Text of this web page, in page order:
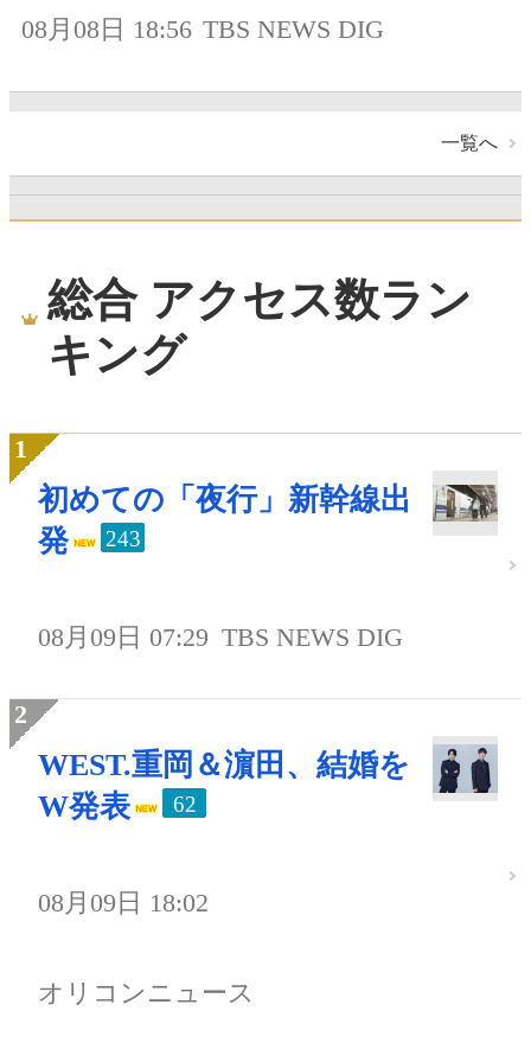
08月08日 18:56 TBS NEWS DIG
一覧へ
総合 アクセス数ラン
キング
初めての「夜行」新幹線出
発
243
08月09日 07:29 TBS NEWS DIG
WEST.重岡＆濵田、結婚を
W発表
62
08月09日 18:02
オリコンニュース